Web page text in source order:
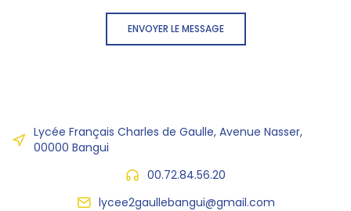
ENVOYER LE MESSAGE
Lycée Français Charles de Gaulle, Avenue Nasser,
00000 Bangui
00.72.84.56.20
lycee2gaullebangui@gmail.com